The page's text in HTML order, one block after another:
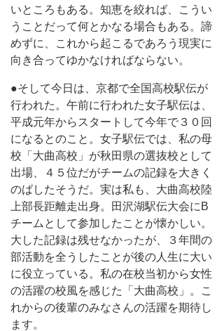
いところもある。知恵を絞れば、こうい
うことだって何とかなる場合もある。諦
めずに、これから起こるであろう現実に
向き合ってゆかなければならない。
●そして今日は、京都で全国高校駅伝が
行われた。午前に行われた女子駅伝は、
平成元年からスタートして今年で３０回
になるとのこと。女子駅伝では、私の母
校「大曲高校」が秋田県の選抜校として
出場、４５位だがチームの記録を大きく
のばしたそうだ。実は私も、大曲高校陸
上部長距離走出身。田沢湖駅伝大会にB
チームとして参加したことが懐かしい。
大した記録は残せなかったが、３年間の
部活動を全うしたことが後の人生に大い
に役立っている。私の在校当初から女性
の活躍の校風を感じた「大曲高校」。こ
れからの後輩のみなさんの活躍を期待し
ます。